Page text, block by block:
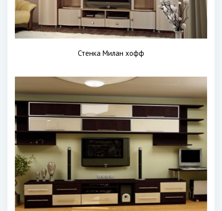
Стенка Милан хофф